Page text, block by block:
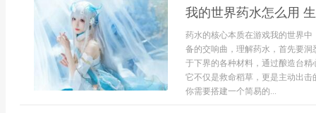
我的世界药水怎么用
药水的核心本质在游戏我的世界
备的交响曲，理解药水，首先要
于下界的各种材料，通过酿造台
它不仅是救命稻草，更是主动出
你需要搭建一个简易的...